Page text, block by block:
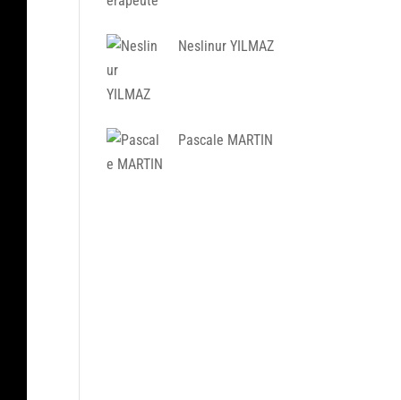
Neslinur YILMAZ
Pascale MARTIN